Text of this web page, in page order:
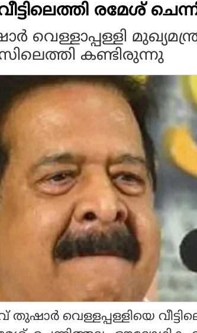
രമേശ്
വെള്ളാപ്പള്ളി
കണ്ടിരുന്നു
വെള്ളപ്പള്ളിയെ